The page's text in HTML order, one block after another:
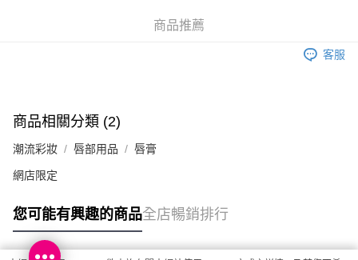
每筆HK$65.00，滿HK$300.00或以上免運費
(香港門市) 只顯示可選門市。確認發貨後2-5個工作天到店，3天內
(澳門門市) 只顯示可選門市。確認發貨後2-5個工作天到店，3天內
取。逾期會取消訂單，並不會安排重寄
每筆HK$20.00，滿HK$100.00或以上免運費
澳門地區配送 - 確認發貨後1-4個工作天送達
商品推薦
客服
商品相關分類 (2)
潮流彩妝 唇部用品 唇膏
網店限定
您可能有興趣的商品全店暢銷排行